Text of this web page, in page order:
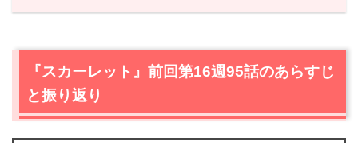
1.『スカーレット』前回第16週95話のあらすじと振り返り
想
2.1 穴窯完成で花が舞う？
2.2
目標は1,200度。初めての穴窯での焼き物に悪戦苦闘の
『スカーレット』前回第16週95話のあらすじ
と振り返り